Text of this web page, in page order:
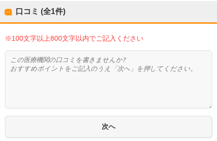
口コミ (全1件)
※100文字以上800文字以内でご記入ください